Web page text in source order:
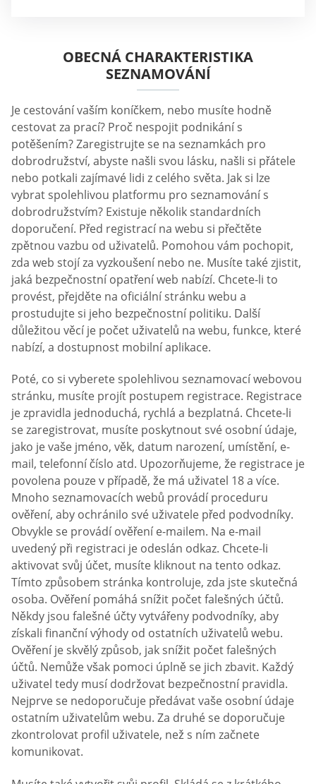
OBECNÁ CHARAKTERISTIKA
SEZNAMOVÁNÍ
Je cestování vaším koníčkem, nebo musíte hodně
cestovat za prací? Proč nespojit podnikání s
potěšením? Zaregistrujte se na seznamkách pro
dobrodružství, abyste našli svou lásku, našli si přátele
nebo potkali zajímavé lidi z celého světa. Jak si lze
vybrat spolehlivou platformu pro seznamování s
dobrodružstvím? Existuje několik standardních
doporučení. Před registrací na webu si přečtěte
zpětnou vazbu od uživatelů. Pomohou vám pochopit,
zda web stojí za vyzkoušení nebo ne. Musíte také zjistit,
jaká bezpečnostní opatření web nabízí. Chcete-li to
provést, přejděte na oficiální stránku webu a
prostudujte si jeho bezpečnostní politiku. Další
důležitou věcí je počet uživatelů na webu, funkce, které
nabízí, a dostupnost mobilní aplikace.
Poté, co si vyberete spolehlivou seznamovací webovou
stránku, musíte projít postupem registrace. Registrace
je zpravidla jednoduchá, rychlá a bezplatná. Chcete-li
se zaregistrovat, musíte poskytnout své osobní údaje,
jako je vaše jméno, věk, datum narození, umístění, e-
mail, telefonní číslo atd. Upozorňujeme, že registrace je
povolena pouze v případě, že má uživatel 18 a více.
Mnoho seznamovacích webů provádí proceduru
ověření, aby ochránilo své uživatele před podvodníky.
Obvykle se provádí ověření e-mailem. Na e-mail
uvedený při registraci je odeslán odkaz. Chcete-li
aktivovat svůj účet, musíte kliknout na tento odkaz.
Tímto způsobem stránka kontroluje, zda jste skutečná
osoba. Ověření pomáhá snížit počet falešných účtů.
Někdy jsou falešné účty vytvářeny podvodníky, aby
získali finanční výhody od ostatních uživatelů webu.
Ověření je skvělý způsob, jak snížit počet falešných
účtů. Nemůže však pomoci úplně se jich zbavit. Každý
uživatel tedy musí dodržovat bezpečnostní pravidla.
Nejprve se nedoporučuje předávat vaše osobní údaje
ostatním uživatelům webu. Za druhé se doporučuje
zkontrolovat profil uživatele, než s ním začnete
komunikovat.